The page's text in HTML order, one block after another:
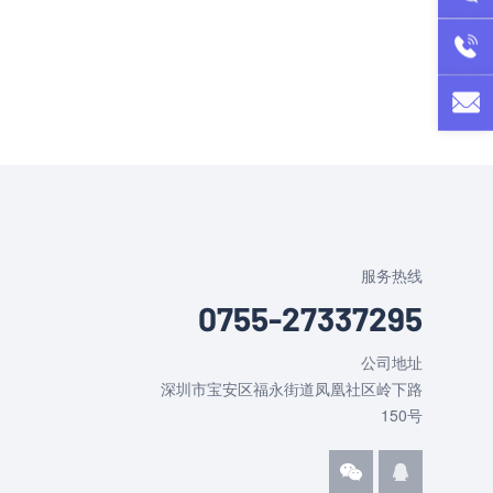
服务热线
0755-27337295
公司地址
深圳市宝安区福永街道凤凰社区岭下路
150号